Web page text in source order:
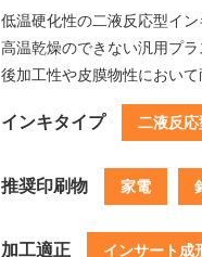
低温硬化性の二液反応型イン
高温乾燥のできない汎用プ
後加工性や皮膜物性におい
インキタイプ 二液反応
推奨印刷物 家電
加工適正 インサート成